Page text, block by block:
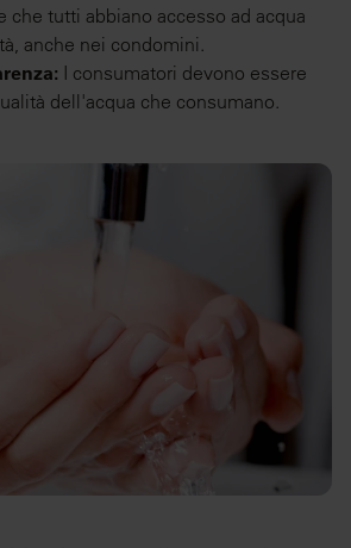
che tutti abbiano accesso ad acqua
anche nei condomini.
I consumatori devono essere
dell'acqua che consumano.